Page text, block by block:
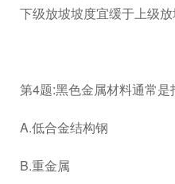
下级放坡坡度宜缓于上级放
第4题:黑色金属材料通常是
A.低合金结构钢
B.重金属